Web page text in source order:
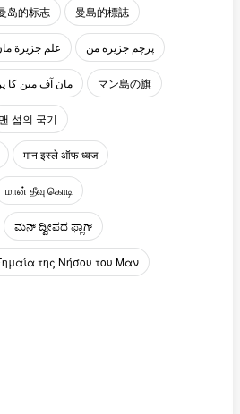
岛的标志 曼島的標誌
علم جزيرة پرچم جزیره من
مان آف مین کا マン島の旗
맨 섬의 국기
मान इस्ले ऑफ ध्वज
மான் தீவு கொடி
ಮನ್ ದ್ವೀಪದ ಫ್ಲಾಗ್
της Νήσου του Μαν